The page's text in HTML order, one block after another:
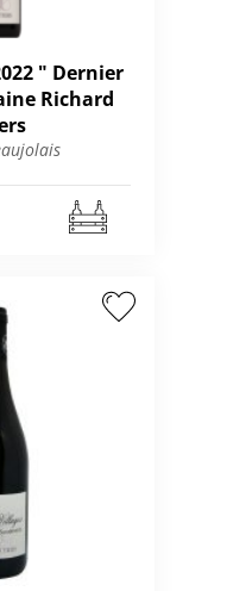
" Dernier
Richard